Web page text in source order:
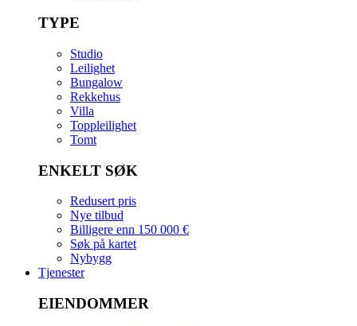
TYPE
Studio
Leilighet
Bungalow
Rekkehus
Villa
Toppleilighet
Tomt
ENKELT SØK
Redusert pris
Nye tilbud
Billigere enn 150 000 €
Søk på kartet
Nybygg
Tjenester
EIENDOMMER